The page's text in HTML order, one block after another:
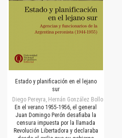
Estado y planificación en el lejano
sur
Diego Pereyra, Hernán González Bollo
En el verano 1955-1956, el general
Juan Domingo Perón desafiaba la
censura impuesta por la llamada
Revolución Libertadora y declaraba